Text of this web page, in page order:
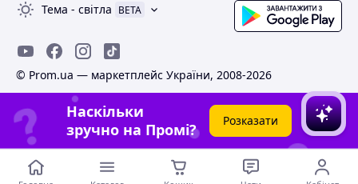
Тема - світла BETA
© Prom.ua — маркетплейс України, 2008-2026
Наскільки
зручно на Промі?
Розказати